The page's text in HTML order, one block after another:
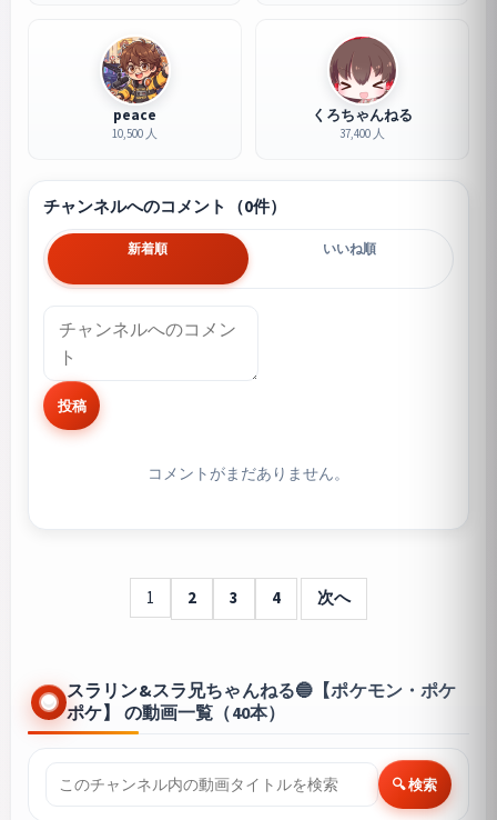
peace
10,500 人
くろちゃんねる
37,400 人
チャンネルへのコメント（0件）
新着順 いいね順
投稿
コメントがまだありません。
1 2 3 4 次へ
スラリン&スラ兄ちゃんねる🔵【ポケモン・ポケ
ポケ】 の動画一覧（40本）
🔍 検索